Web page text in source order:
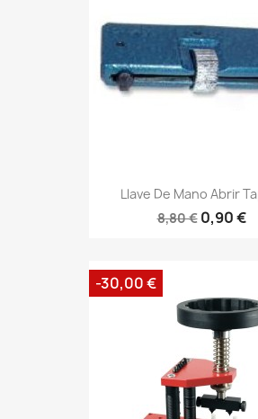
Llave De Mano Abrir
8,80 € 0,90 €
-30,00 €